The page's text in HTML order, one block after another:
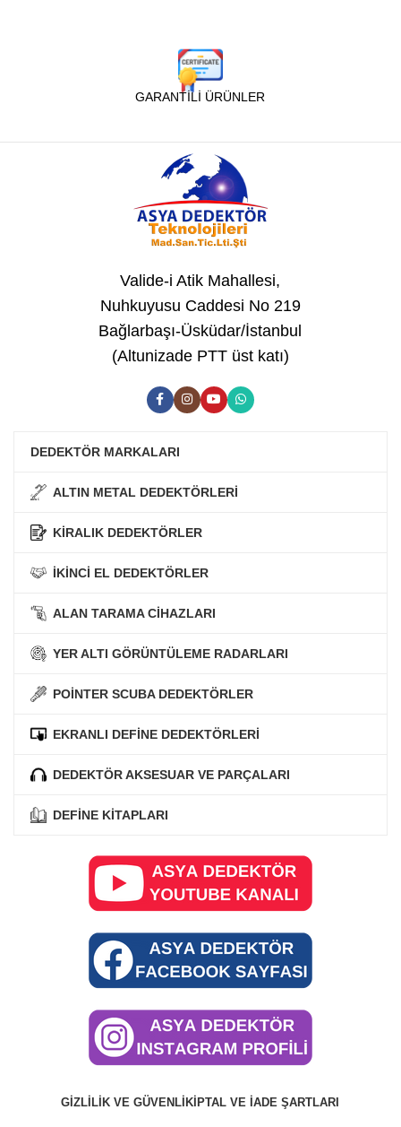
GARANTİLİ ÜRÜNLER
Valide-i Atik Mahallesi,
Nuhkuyusu Caddesi No 219
Bağlarbaşı-Üsküdar/İstanbul
(Altunizade PTT üst katı)
DEDEKTÖR MARKALARI
ALTIN METAL DEDEKTÖRLERİ
KİRALIK DEDEKTÖRLER
İKİNCİ EL DEDEKTÖRLER
ALAN TARAMA CİHAZLARI
YER ALTI GÖRÜNTÜLEME RADARLARI
POİNTER SCUBA DEDEKTÖRLER
EKRANLI DEFİNE DEDEKTÖRLERİ
DEDEKTÖR AKSESUAR VE PARÇALARI
DEFİNE KİTAPLARI
GIZLILIK VE GÜVENLIK İPTAL VE İADE ŞARTLARI